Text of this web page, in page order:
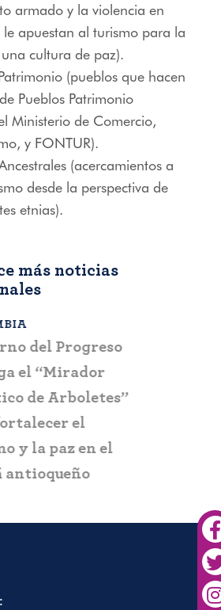
armado y la violencia en
apuestan al turismo para la
cultura de paz).
(pueblos que hacen
Pueblos Patrimonio
Ministerio de Comercio,
y FONTUR).
(acercamientos a
desde la perspectiva de
etnias).
más noticias
del Progreso
el “Mirador
de Arboletes”
el
y la paz en el
antioqueño